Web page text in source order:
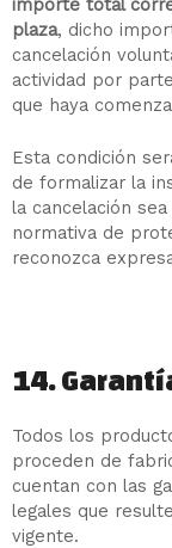
importe total
plaza, dicho
cancelación
actividad por
que haya
Esta condición
de formalizar la
la cancelación
normativa de
reconozca
14.
Todos los
proceden de
cuentan con las
legales que
vigente.